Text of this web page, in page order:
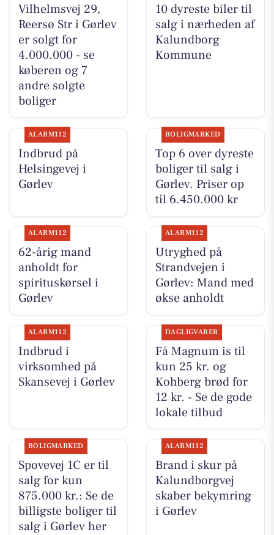
Vilhelmsvej 29,
Reersø Str i Gørlev
er solgt for
4.000.000 - se
køberen og 7
andre solgte
boliger
10 dyreste biler til
salg i nærheden af
Kalundborg
Kommune
ALARM112
Indbrud på
Helsingevej i
Gørlev
BOLIGMARKED
Top 6 over dyreste
boliger til salg i
Gørlev. Priser op
til 6.450.000 kr
ALARM112
62-årig mand
anholdt for
spirituskørsel i
Gørlev
ALARM112
Utryghed på
Strandvejen i
Gørlev: Mand med
økse anholdt
ALARM112
Indbrud i
virksomhed på
Skansevej i Gørlev
DAGLIGVARER
Få Magnum is til
kun 25 kr. og
Kohberg brød for
12 kr. - Se de gode
lokale tilbud
BOLIGMARKED
Spovevej 1C er til
salg for kun
875.000 kr.: Se de
billigste boliger til
salg i Gørlev her
ALARM112
Brand i skur på
Kalundborgvej
skaber bekymring
i Gørlev